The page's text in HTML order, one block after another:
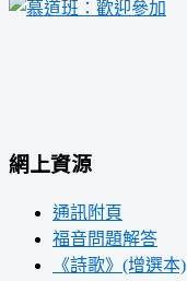
網上資源
通訊附頁
福音問題解答
《詩歌》(增選本)